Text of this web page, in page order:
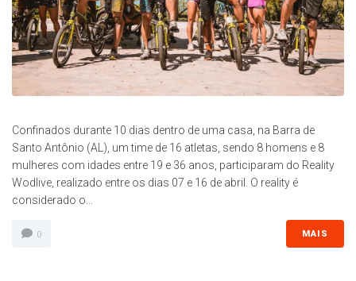
Confinados durante 10 dias dentro de uma casa, na Barra de
Santo Antônio (AL), um time de 16 atletas, sendo 8 homens e 8
mulheres com idades entre 19 e 36 anos, participaram do Reality
Wodlive, realizado entre os dias 07 e 16 de abril. O reality é
considerado o...
0 MAIS